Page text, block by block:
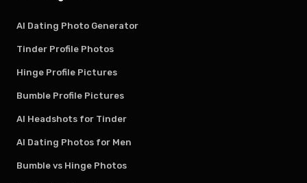
AI Dating Photo Generator
Tinder Profile Photos
Hinge Profile Pictures
Bumble Profile Pictures
AI Headshots for Tinder
AI Dating Photos for Men
Bumble vs Hinge Photos